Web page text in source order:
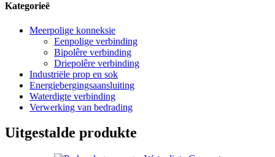
Kategorieë
Meerpolige konneksie
Eenpolige verbinding
Bipolêre verbinding
Driepolêre verbinding
Industriële prop en sok
Energiebergingsaansluiting
Waterdigte verbinding
Verwerking van bedrading
Uitgestalde produkte